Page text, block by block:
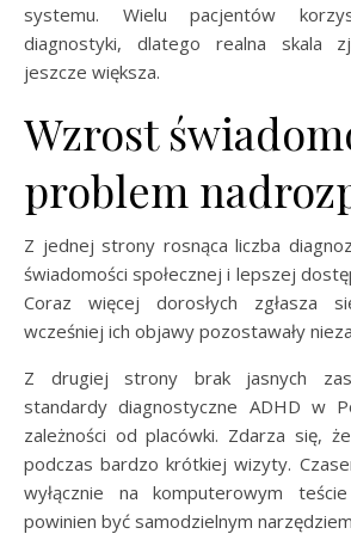
systemu. Wielu pacjentów
diagnostyki, dlatego realna skala
jeszcze większa.
Wzrost
problem
Z jednej strony rosnąca liczba
świadomości społecznej i lepszej
Coraz więcej dorosłych zgłasza
wcześniej ich objawy pozostawały
Z drugiej strony brak jasnych
standardy diagnostyczne ADHD w
zależności od placówki. Zdarza się,
podczas bardzo krótkiej wizyty.
wyłącznie na komputerowym
powinien być samodzielnym